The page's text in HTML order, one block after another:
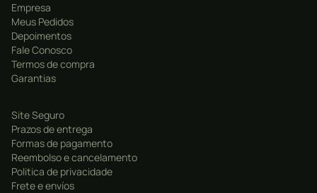
Empresa
Meus Pedidos
Depoimentos
Fale Conosco
Termos de compra
Garantias
Site Seguro
Prazos de entrega
Formas de pagamento
Reembolso e cancelamento
Politica de privacidade
Frete e envíos